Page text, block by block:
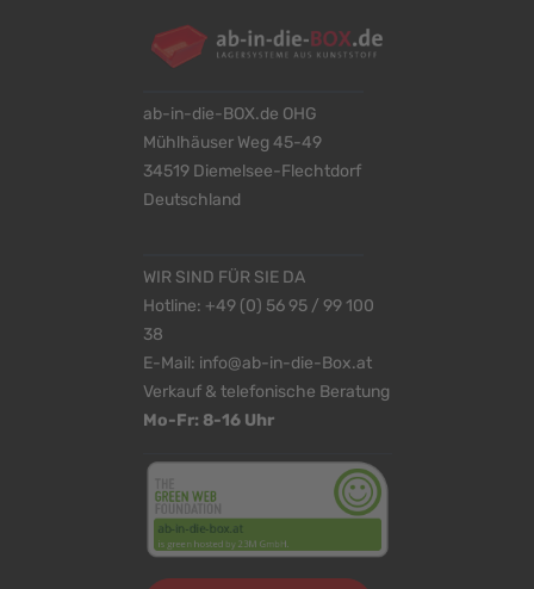
ab-in-die-BOX.de OHG
Mühlhäuser Weg 45-49
34519 Diemelsee-Flechtdorf
Deutschland
WIR SIND FÜR SIE DA
Hotline: +49 (0) 56 95 / 99 100
38
E-Mail: info@ab-in-die-Box.at
Verkauf & telefonische Beratung
Mo-Fr: 8-16 Uhr